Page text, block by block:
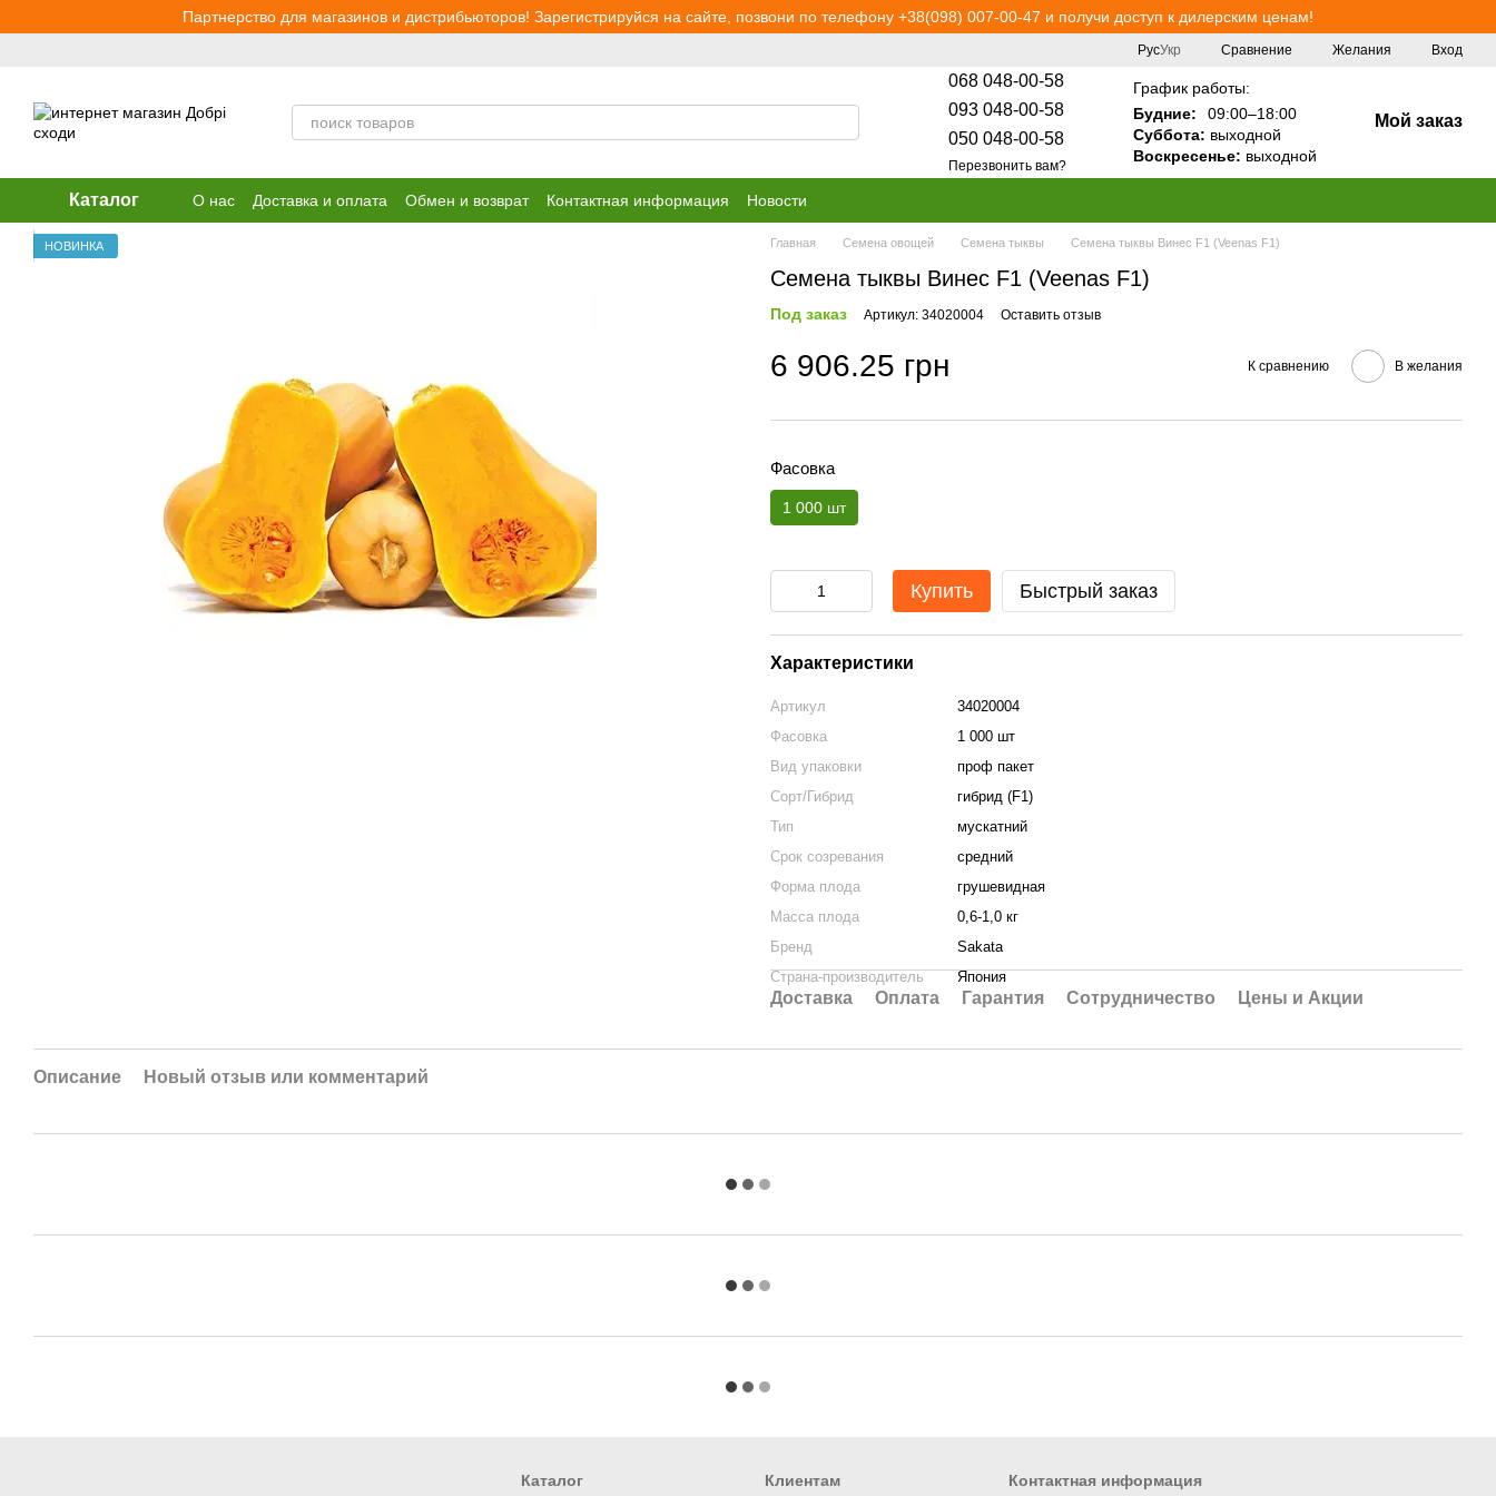
Перейти к основному контентуПартнерство для магазинов и дистрибьюторов! Зарегистрируйся на сайте, позвони по телефону +38(098) 007-00-47 и получи доступ к дилерским ценам!
РусУкр Сравнение Желания Вход
068 048-00-58
093 048-00-58
050 048-00-58
Перезвонить вам?
График работы:
Будние:
09:00–18:00
Суббота: выходной
Воскресенье: выходной
Мой заказ
Каталог О нас Доставка и оплата Обмен и возврат Контактная информация Новости
НОВИНКА Главная Семена овощей Семена тыквы Семена тыквы Винес F1 (Veenas F1)
Семена тыквы Винес F1 (Veenas F1)
Под заказ Артикул: 34020004 Оставить отзыв
6 906.25 грн К сравнению В желания
Фасовка
1 000 шт
Купить Быстрый заказ
Характеристики
Артикул
34020004
Фасовка
1 000 шт
Вид упаковки
проф пакет
Сорт/Гибрид
гибрид (F1)
Тип
мускатний
Срок созревания
средний
Форма плода
грушевидная
Масса плода
0,6-1,0 кг
Бренд
Sakata
Страна-производитель
Япония
Доставка Оплата Гарантия Сотрудничество Цены и Акции
Описание Новый отзыв или комментарий
Каталог Клиентам Контактная информация